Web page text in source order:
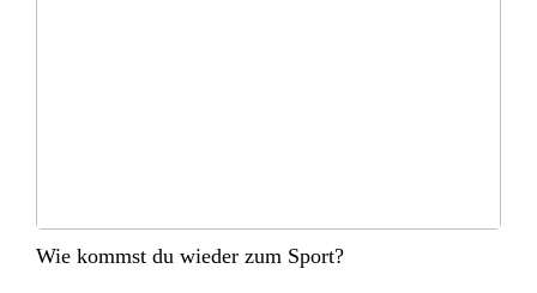
Wie kommst du wieder zum Sport?